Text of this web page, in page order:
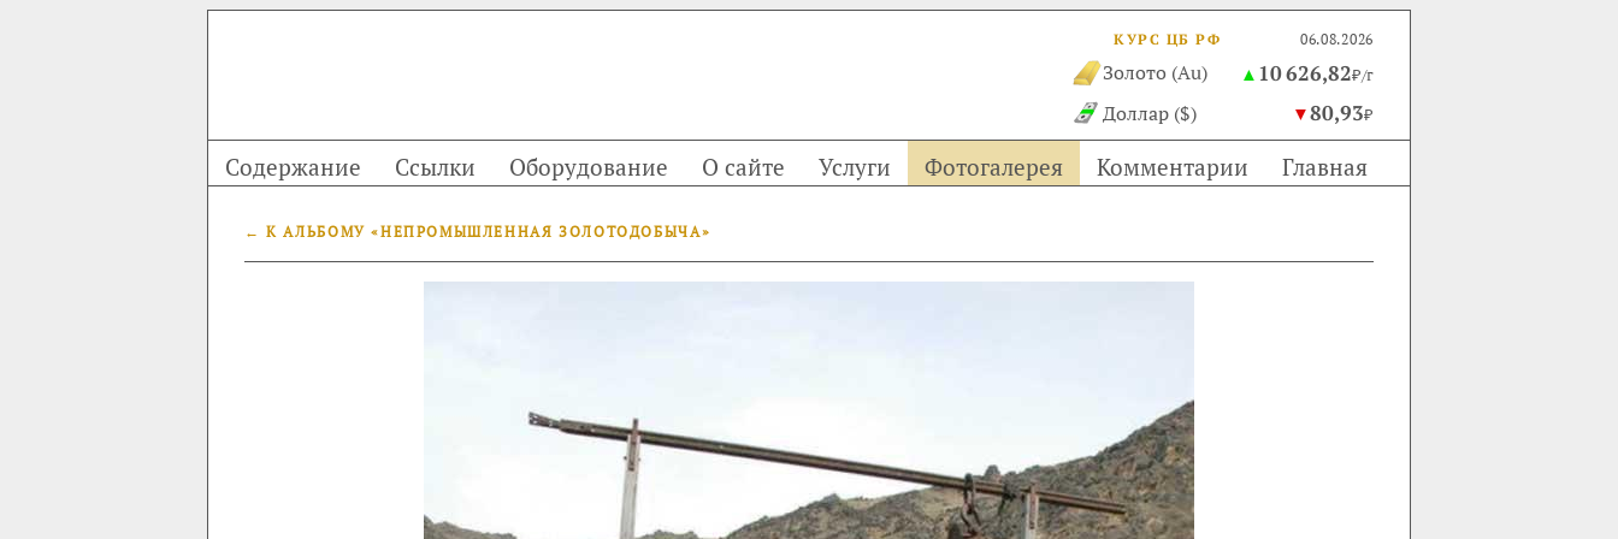
КУРС ЦБ РФ 06.08.2026
Золото (Au) ▲ 10 626,82₽/г
Доллар ($) ▼80,93₽
Содержание Ссылки Оборудование О сайте Услуги Фотогалерея Комментарии Главная
← К АЛЬБОМУ «НЕПРОМЫШЛЕННАЯ ЗОЛОТОДОБЫЧА»